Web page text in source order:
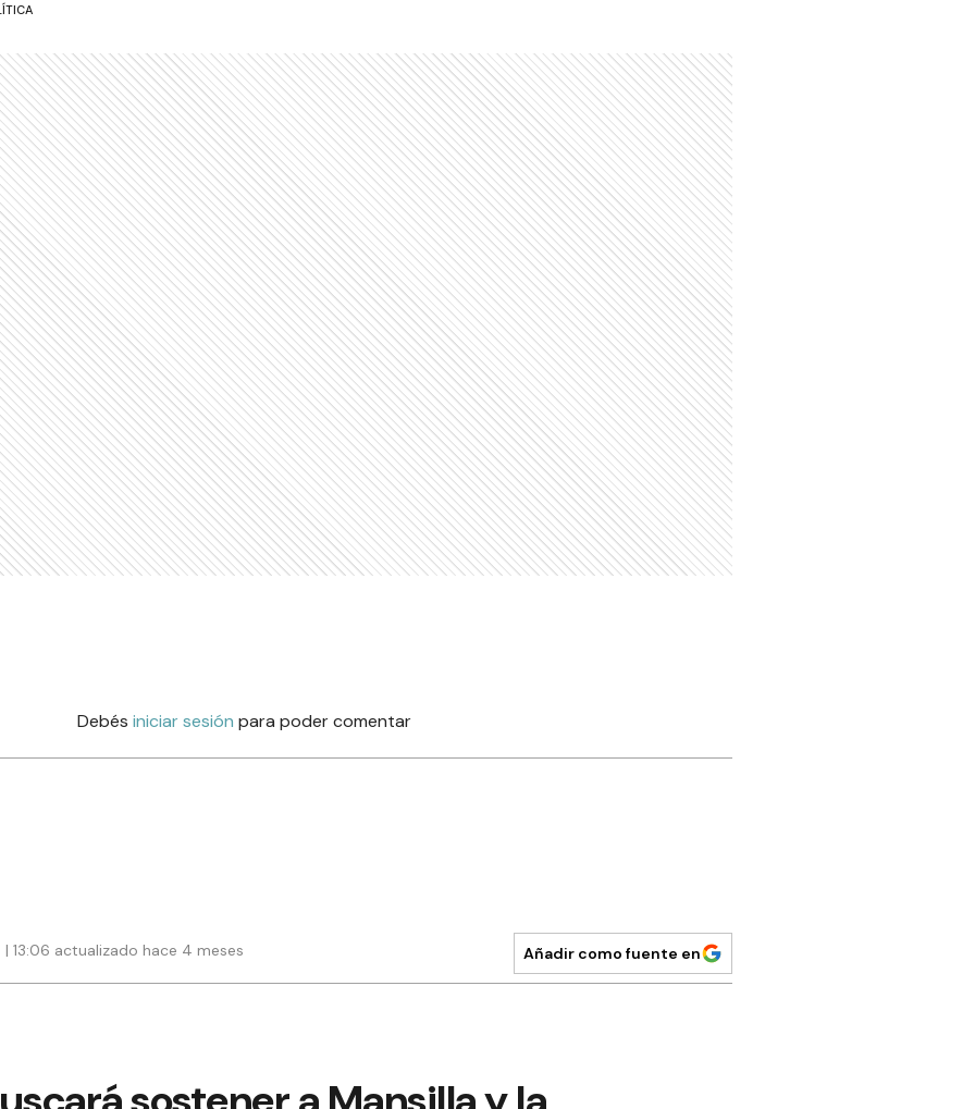
Debés iniciar sesión para poder comentar
13:06 actualizado hace 4 meses Añadir como fuente en